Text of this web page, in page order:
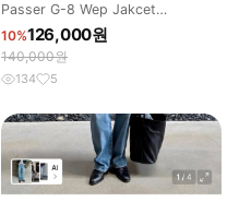
Passer G-8 Wep Jakcet
GRAPHITE
10%126,000원
140,000원
134 5